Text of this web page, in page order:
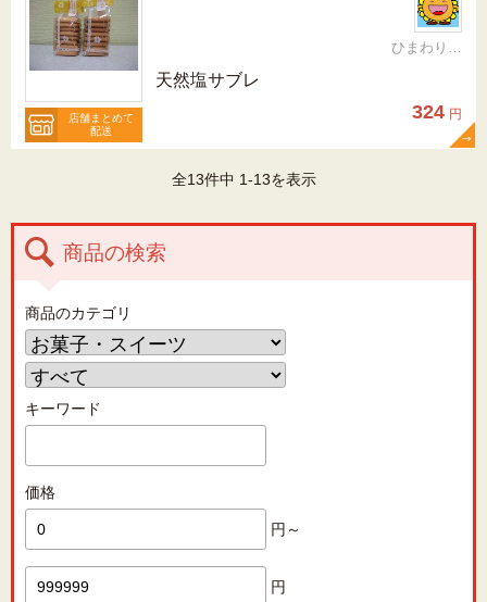
店舗まとめて
配送
ひまわりらんど おやま
天然塩サブレ
324 円
全13件中 1-13を表示
商品の検索
商品のカテゴリ
キーワード
価格
円～
円